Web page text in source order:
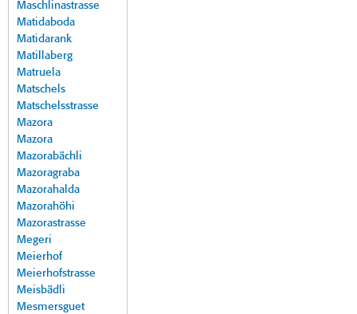
Maschlinastrasse
Matidaboda
Matidarank
Matillaberg
Matruela
Matschels
Matschelsstrasse
Mazora
Mazora
Mazorabächli
Mazoragraba
Mazorahalda
Mazorahöhi
Mazorastrasse
Megeri
Meierhof
Meierhofstrasse
Meisbädli
Mesmersguet